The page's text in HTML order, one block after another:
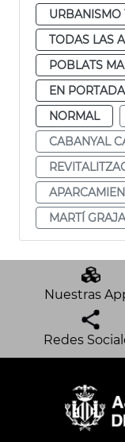
URBANISMO
TODAS LAS
POBLATS
EN PORTADA
NORMAL
CABANYAL
MARTÍ
Nuestras
Redes